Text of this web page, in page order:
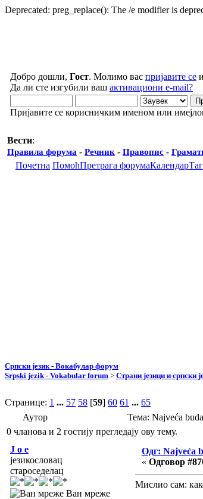
Deprecated: preg_replace(): The /e modifier is
Добро дошли, Гост. Молимо вас пријавите се
Да ли сте изгубили ваш активациони e-mail?
Пријавите се корисничким именом или
Вести:
Правила форума - Речник - Правопис -
Почетна ПомоћПретрага форумаКалендар
Српски језик - Вокабулар форум
Srpski jezik - Vokabular forum > Страни језици и српски
Странице: 1 ... 57 58 [59] 60 61 ... 65
Аутор
Тема: Najveća
0 чланова и 2 гостију прегледају ову тему.
J o e
језикословац
староседелац
Ван мреже
Одг: Najveća
« Одговор
Мислио сам: